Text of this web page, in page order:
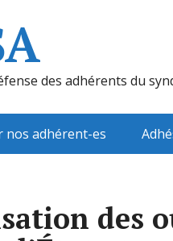
des adhérents du
nos adhérent-es
des